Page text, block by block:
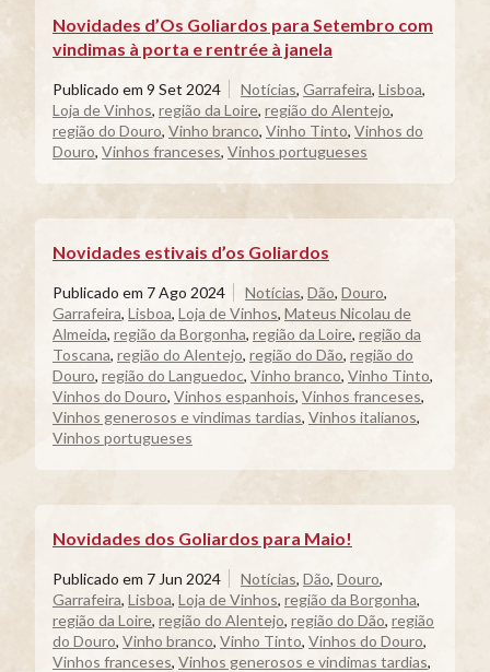
Novidades d’Os Goliardos para Setembro com
vindimas à porta e rentrée à janela
Publicado em 9 Set 2024 Notícias, Garrafeira, Lisboa,
Loja de Vinhos, região da Loire, região do Alentejo,
região do Douro, Vinho branco, Vinho Tinto, Vinhos do
Douro, Vinhos franceses, Vinhos portugueses
Novidades estivais d’os Goliardos
Publicado em 7 Ago 2024 Notícias, Dão, Douro,
Garrafeira, Lisboa, Loja de Vinhos, Mateus Nicolau de
Almeida, região da Borgonha, região da Loire, região da
Toscana, região do Alentejo, região do Dão, região do
Douro, região do Languedoc, Vinho branco, Vinho Tinto,
Vinhos do Douro, Vinhos espanhois, Vinhos franceses,
Vinhos generosos e vindimas tardias, Vinhos italianos,
Vinhos portugueses
Novidades dos Goliardos para Maio!
Publicado em 7 Jun 2024 Notícias, Dão, Douro,
Garrafeira, Lisboa, Loja de Vinhos, região da Borgonha,
região da Loire, região do Alentejo, região do Dão, região
do Douro, Vinho branco, Vinho Tinto, Vinhos do Douro,
Vinhos franceses, Vinhos generosos e vindimas tardias,